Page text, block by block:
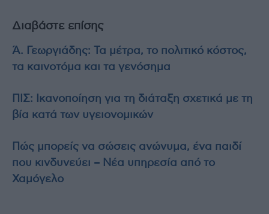
Διαβάστε επίσης
Ά. Γεωργιάδης: Τα μέτρα, το πολιτικό κόστος,
τα καινοτόμα και τα γενόσημα
ΠΙΣ: Ικανοποίηση για τη διάταξη σχετικά με τη
βία κατά των υγειονομικών
Πώς μπορείς να σώσεις ανώνυμα, ένα παιδί
που κινδυνεύει – Νέα υπηρεσία από το
Χαμόγελο